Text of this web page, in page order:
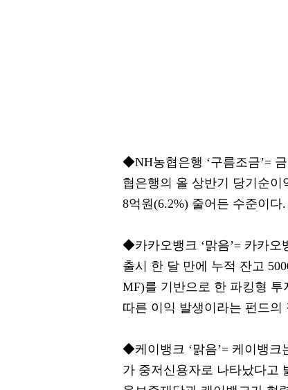
◆NH농협은행 ‘구름조금’=
협은행의 올 상반기 당기순이
8억원(6.2%) 줄어든 수준이다.
◆카카오뱅크 ‘맑음’= 카카오
출시 한 달 만에 누적 잔고
MF)를 기반으로 한 파킹형 투
따른 이익 발생이라는 펀드의
◆케이뱅크 ‘맑음’= 케이뱅크
가 중저신용자로 나타났다고